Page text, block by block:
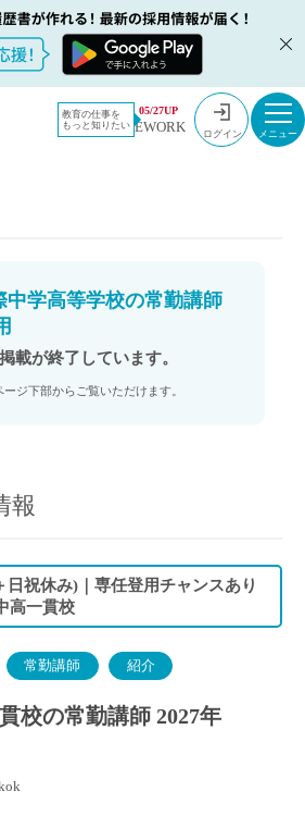
教育の仕事を
もっと知りたい
05/27UP
EWORK ログイン
採用情報
常勤講師 2024年4月採用
中学高等学校の常勤講師
載が終了しています。
ジ下部からご覧いただけます。
報
日祝休み)｜専任登用チャンスあり
高一貫校
常勤講師 紹介
校の常勤講師 2027年